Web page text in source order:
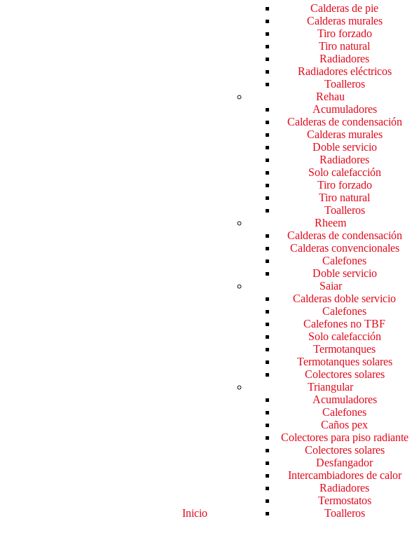
Inicio
Calderas de pie
Calderas murales
Tiro forzado
Tiro natural
Radiadores
Radiadores eléctricos
Toalleros
Rehau
Acumuladores
Calderas de condensación
Calderas murales
Doble servicio
Radiadores
Solo calefacción
Tiro forzado
Tiro natural
Toalleros
Rheem
Calderas de condensación
Calderas convencionales
Calefones
Doble servicio
Saiar
Calderas doble servicio
Calefones
Calefones no TBF
Solo calefacción
Termotanques
Termotanques solares
Colectores solares
Triangular
Acumuladores
Calefones
Caños pex
Colectores para piso radiante
Colectores solares
Desfangador
Intercambiadores de calor
Radiadores
Termostatos
Toalleros